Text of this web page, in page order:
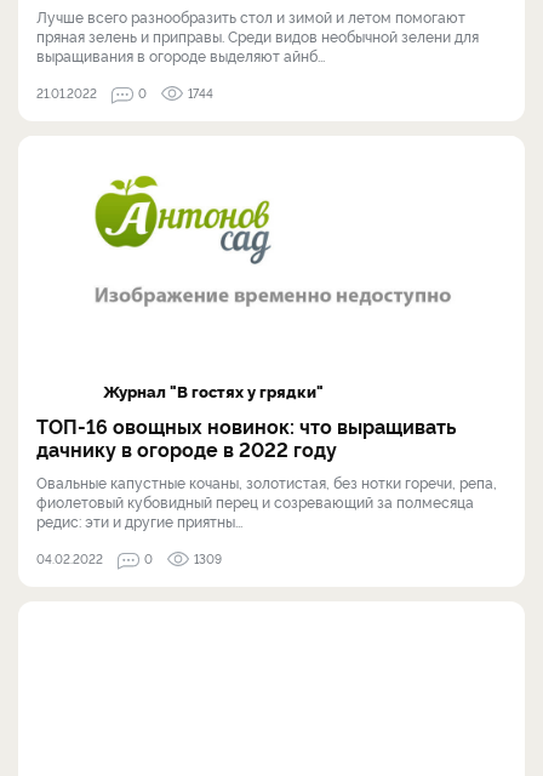
Лучше всего разнообразить стол и зимой и летом помогают
пряная зелень и приправы. Среди видов необычной зелени для
выращивания в огороде выделяют айнб...
21.01.2022 0 1744
Журнал "В гостях у грядки"
ТОП-16 овощных новинок: что выращивать
дачнику в огороде в 2022 году
Овальные капустные кочаны, золотистая, без нотки горечи, репа,
фиолетовый кубовидный перец и созревающий за полмесяца
редис: эти и другие приятны...
04.02.2022 0 1309